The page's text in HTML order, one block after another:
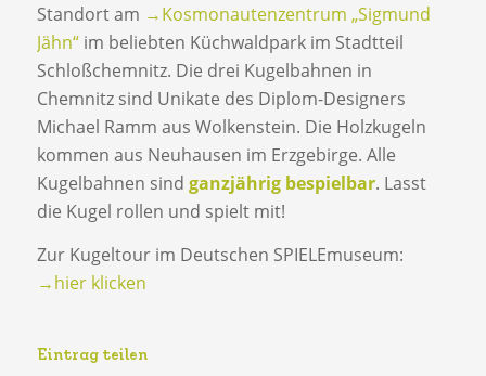
Standort am →Kosmonautenzentrum „Sigmund
Jähn“im beliebten Küchwaldpark im Stadtteil
Schloßchemnitz. Die drei Kugelbahnen in
Chemnitz sind Unikate des Diplom-Designers
Michael Ramm aus Wolkenstein. Die Holzkugeln
kommen aus Neuhausen im Erzgebirge. Alle
Kugelbahnen sind ganzjährig bespielbar. Lasst
die Kugel rollen und spielt mit!
Zur Kugeltour im Deutschen SPIELEmuseum:
→hier klicken
Eintrag teilen